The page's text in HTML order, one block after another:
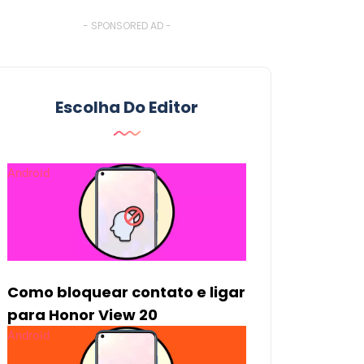
- SPONSORED AD -
Escolha Do Editor
Android
Como bloquear contato e ligar
para Honor View 20
Android